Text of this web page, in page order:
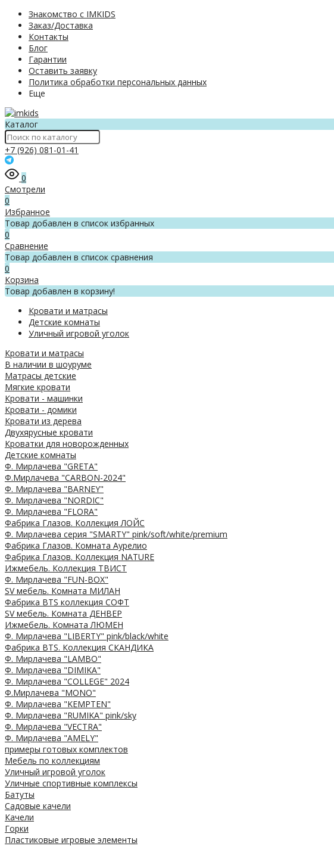
Знакомство с IMKIDS
Заказ/Доставка
Контакты
Блог
Гарантии
Оставить заявку
Политика обработки персональных данных
Еще
Каталог
+7 (926) 081-01-41
0
Смотрели
0
Избранное
Товар добавлен в список избранных
0
Сравнение
Товар добавлен в список сравнения
0
Корзина
Товар добавлен в корзину!
Кровати и матрасы
Детские комнаты
Уличный игровой уголок
Кровати и матрасы
В наличии в шоуруме
Матрасы детские
Мягкие кровати
Кровати - машинки
Кровати - домики
Кровати из дерева
Двухярусные кровати
Кроватки для новорожденных
Детские комнаты
Ф. Мирлачева "GRETA"
Ф.Мирлачева "CARBON-2024"
Ф. Мирлачева "BARNEY"
Ф. Мирлачева "NORDIC"
Ф. Мирлачева "FLORA"
Фабрика Глазов. Коллекция ЛОЙС
Ф. Мирлачева серия "SMARTY" pink/soft/white/premium
Фабрика Глазов. Комната Аурелио
Фабрика Глазов. Коллекция NATURE
Ижмебель. Коллекция ТВИСТ
Ф. Мирлачева "FUN-BOX"
SV мебель. Комната МИЛАН
Фабрика BTS коллекция СОФТ
SV мебель. Комната ДЕНВЕР
Ижмебель. Комната ЛЮМЕН
Ф. Мирлачева "LIBERTY" pink/black/white
Фабрика BTS. Коллекция СКАНДИКА
Ф. Мирлачева "LAMBO"
Ф. Мирлачева "DIMIKA"
Ф. Мирлачева "COLLEGE" 2024
Ф.Мирлачева "MONO"
Ф. Мирлачева "KEMPTEN"
Ф. Мирлачева "RUMIKA" pink/sky
Ф. Мирлачева "VECTRA"
Ф. Мирлачева "AMELY"
примеры готовых комплектов
Мебель по коллекциям
Уличный игровой уголок
Уличные спортивные комплексы
Батуты
Садовые качели
Качели
Горки
Пластиковые игровые элементы